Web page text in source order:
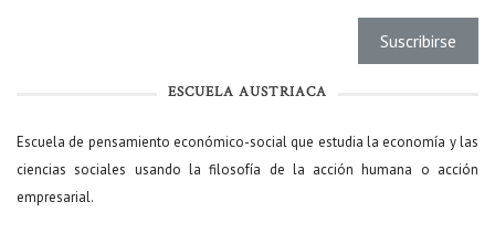
ESCUELA AUSTRIACA
Escuela de pensamiento económico-social que estudia la economía y las
ciencias sociales usando la filosofía de la acción humana o acción
empresarial.